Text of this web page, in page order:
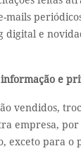
mails
e
e
vendidos,
empresa,
exceto para o